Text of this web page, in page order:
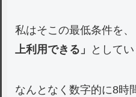
私はそこの最低条件を、
上利用できる」
としてい
なんとなく数字的に8時